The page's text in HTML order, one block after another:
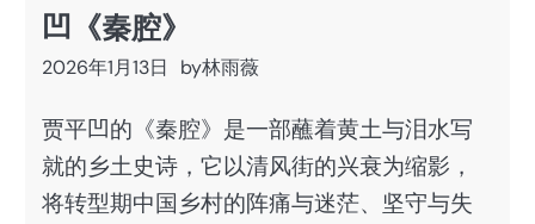
凹《秦腔》
2026年1月13日 by林雨薇
贾平凹的《秦腔》是一部蘸着黄土与泪水写
就的乡土史诗，它以清风街的兴衰为缩影，
将转型期中国乡村的阵痛与迷茫、坚守与失